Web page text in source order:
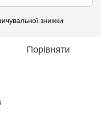
знижки
Порівняти